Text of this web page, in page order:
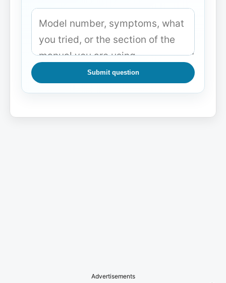
Submit question
Advertisements